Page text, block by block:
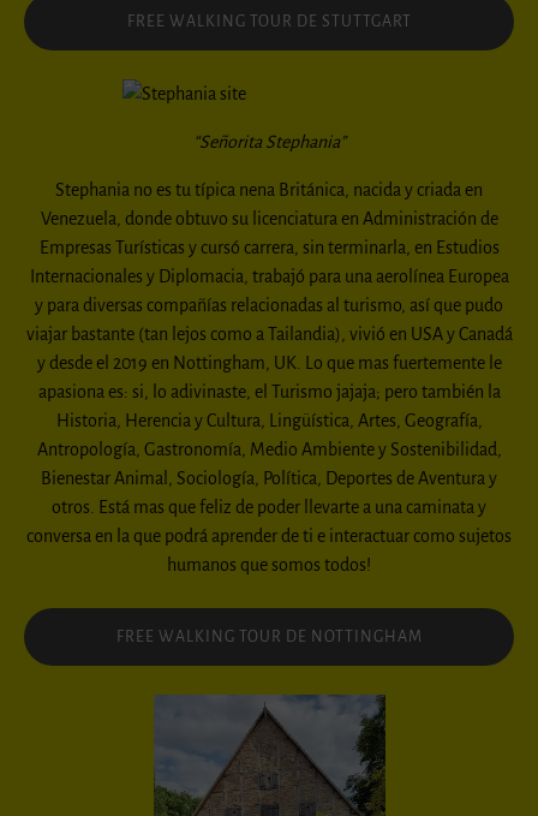
FREE WALKING TOUR DE STUTTGART
“Señorita Stephania”
Stephania no es tu típica nena Británica, nacida y criada en
Venezuela, donde obtuvo su licenciatura en Administración de
Empresas Turísticas y cursó carrera, sin terminarla, en Estudios
Internacionales y Diplomacia, trabajó para una aerolínea Europea
y para diversas compañías relacionadas al turismo, así que pudo
viajar bastante (tan lejos como a Tailandia), vivió en USA y Canadá
y desde el 2019 en Nottingham, UK. Lo que mas fuertemente le
apasiona es: si, lo adivinaste, el Turismo jajaja; pero también la
Historia, Herencia y Cultura, Lingüística, Artes, Geografía,
Antropología, Gastronomía, Medio Ambiente y Sostenibilidad,
Bienestar Animal, Sociología, Política, Deportes de Aventura y
otros. Está mas que feliz de poder llevarte a una caminata y
conversa en la que podrá aprender de ti e interactuar como sujetos
humanos que somos todos!
FREE WALKING TOUR DE NOTTINGHAM